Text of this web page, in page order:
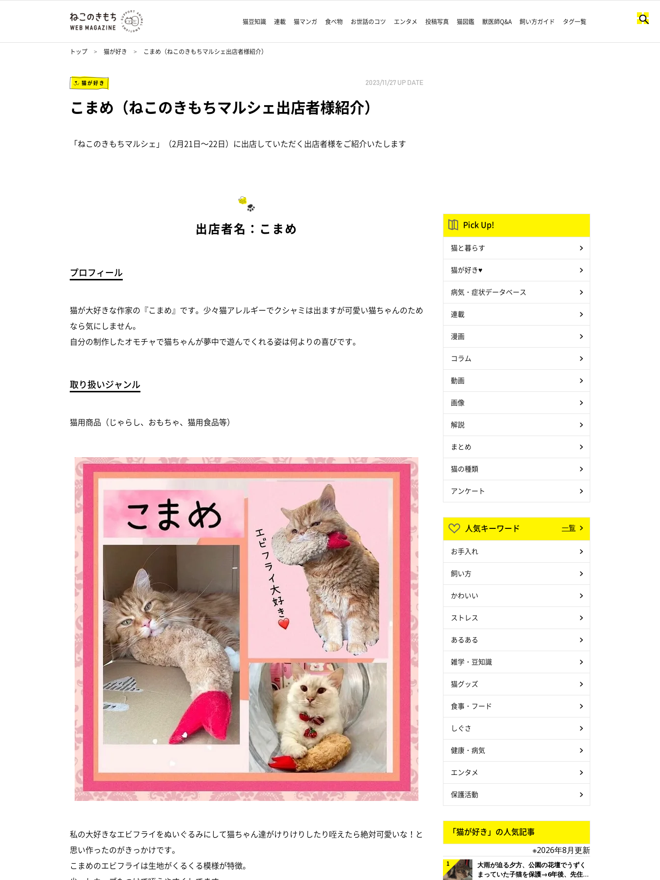
猫豆知識 連載 猫マンガ 食べ物 お世話のコツ エンタメ 投稿写真 猫図鑑 獣医師Q&A 飼い方ガイド タグ一覧
トップ 猫が好き こまめ（ねこのきもちマルシェ出店者様紹介）
猫が好き 2023/11/27 UP DATE
こまめ（ねこのきもちマルシェ出店者様紹介）
「ねこのきもちマルシェ」（2月21日～22日）に出店していただく出店者様をご紹介いたします
出店者名：こまめ
プロフィール
猫が大好きな作家の『こまめ』です。少々猫アレルギーでクシャミは出ますが可愛い猫ちゃんのため
なら気にしません。
自分の制作したオモチャで猫ちゃんが夢中で遊んでくれる姿は何よりの喜びです。
取り扱いジャンル
猫用商品（じゃらし、おもちゃ、猫用食品等）
私の大好きなエビフライをぬいぐるみにして猫ちゃん達がけりけりしたり咥えたら絶対可愛いな！と
思い作ったのがきっかけです。
こまめのエビフライは生地がくるくる模様が特徴。
Pick Up!
猫と暮らす
猫が好き♥
病気・症状データベース
連載
漫画
コラム
動画
画像
解説
まとめ
猫の種類
アンケート
人気キーワード 一覧
お手入れ
飼い方
かわいい
ストレス
あるある
雑学・豆知識
猫グッズ
食事・フード
しぐさ
健康・病気
エンタメ
保護活動
「猫が好き」の人気記事
※2026年8月更新
大雨が迫る夕方、公園の花壇でうずく
まっていた子猫を保護→6年後、先住猫